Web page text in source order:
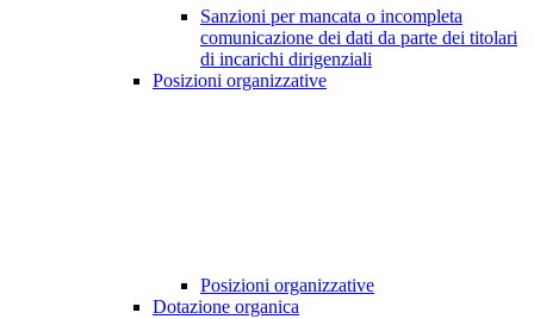
Sanzioni per mancata o incompleta
comunicazione dei dati da parte dei titolari
di incarichi dirigenziali
Posizioni organizzative
Posizioni organizzative
Dotazione organica